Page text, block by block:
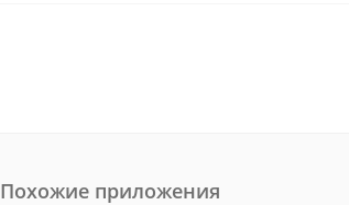
Похожие приложения